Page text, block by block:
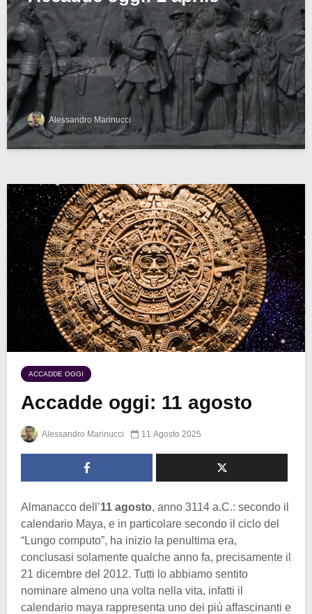
Alessandro Marinucci
ACCADDE OGGI
Accadde oggi: 11 agosto
Alessandro Marinucci 11 Agosto 2025
Almanacco dell’11 agosto, anno 3114 a.C.: secondo il
calendario Maya, e in particolare secondo il ciclo del
“Lungo computo”, ha inizio la penultima era,
conclusasi solamente qualche anno fa, precisamente il
21 dicembre del 2012. Tutti lo abbiamo sentito
nominare almeno una volta nella vita, infatti il
calendario maya rappresenta uno dei più affascinanti e